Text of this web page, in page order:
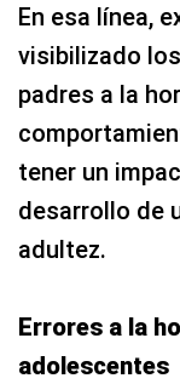
En esa línea,
visibilizado
padres a la
tener un
desarrollo de
adultez.
Errores a la
adolescentes